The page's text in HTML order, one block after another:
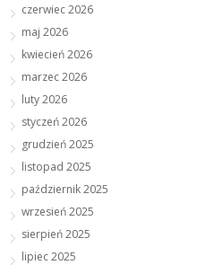
czerwiec 2026
maj 2026
kwiecień 2026
marzec 2026
luty 2026
styczeń 2026
grudzień 2025
listopad 2025
październik 2025
wrzesień 2025
sierpień 2025
lipiec 2025